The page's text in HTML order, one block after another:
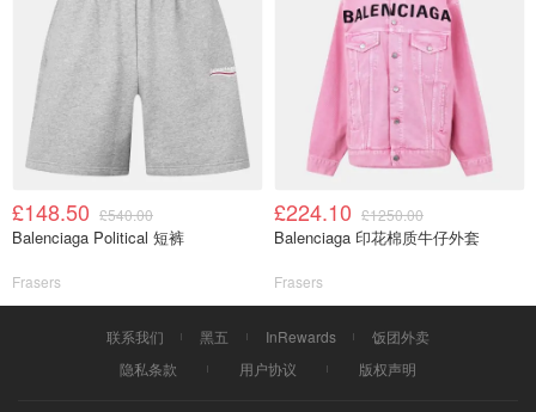
£148.50 £540.00
Balenciaga Political 短裤
Frasers
£224.10 £1250.00
Balenciaga 印花棉质牛仔外套
Frasers
联系我们 黑五 InRewards
饭团外卖
隐私条款
用户协议 版权声明